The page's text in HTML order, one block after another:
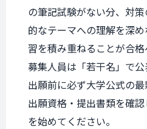
の筆記試験がない分、対
的なテーマへの理解を深
習を積み重ねることが合格
募集人員は「若干名」で公
出願前に必ず大学公式の
出願資格・提出書類を確
を始めてください。